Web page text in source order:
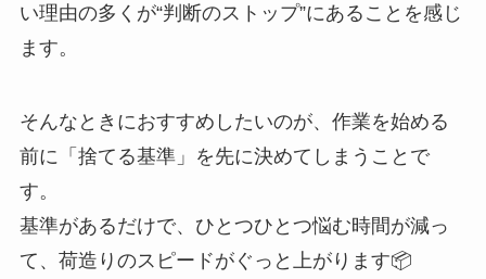
い理由の多くが“判断のストップ”にあることを感じ
ます。
そんなときにおすすめしたいのが、作業を始める
前に「捨てる基準」を先に決めてしまうことで
す。
基準があるだけで、ひとつひとつ悩む時間が減っ
て、荷造りのスピードがぐっと上がります📦